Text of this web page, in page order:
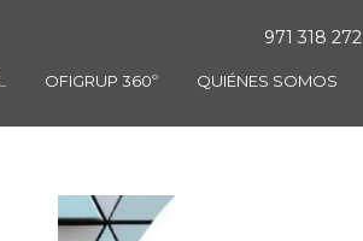
OFIGRUP 360º QUIÉNES SOMOS
971 318 272